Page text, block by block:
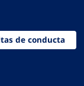
de conducta